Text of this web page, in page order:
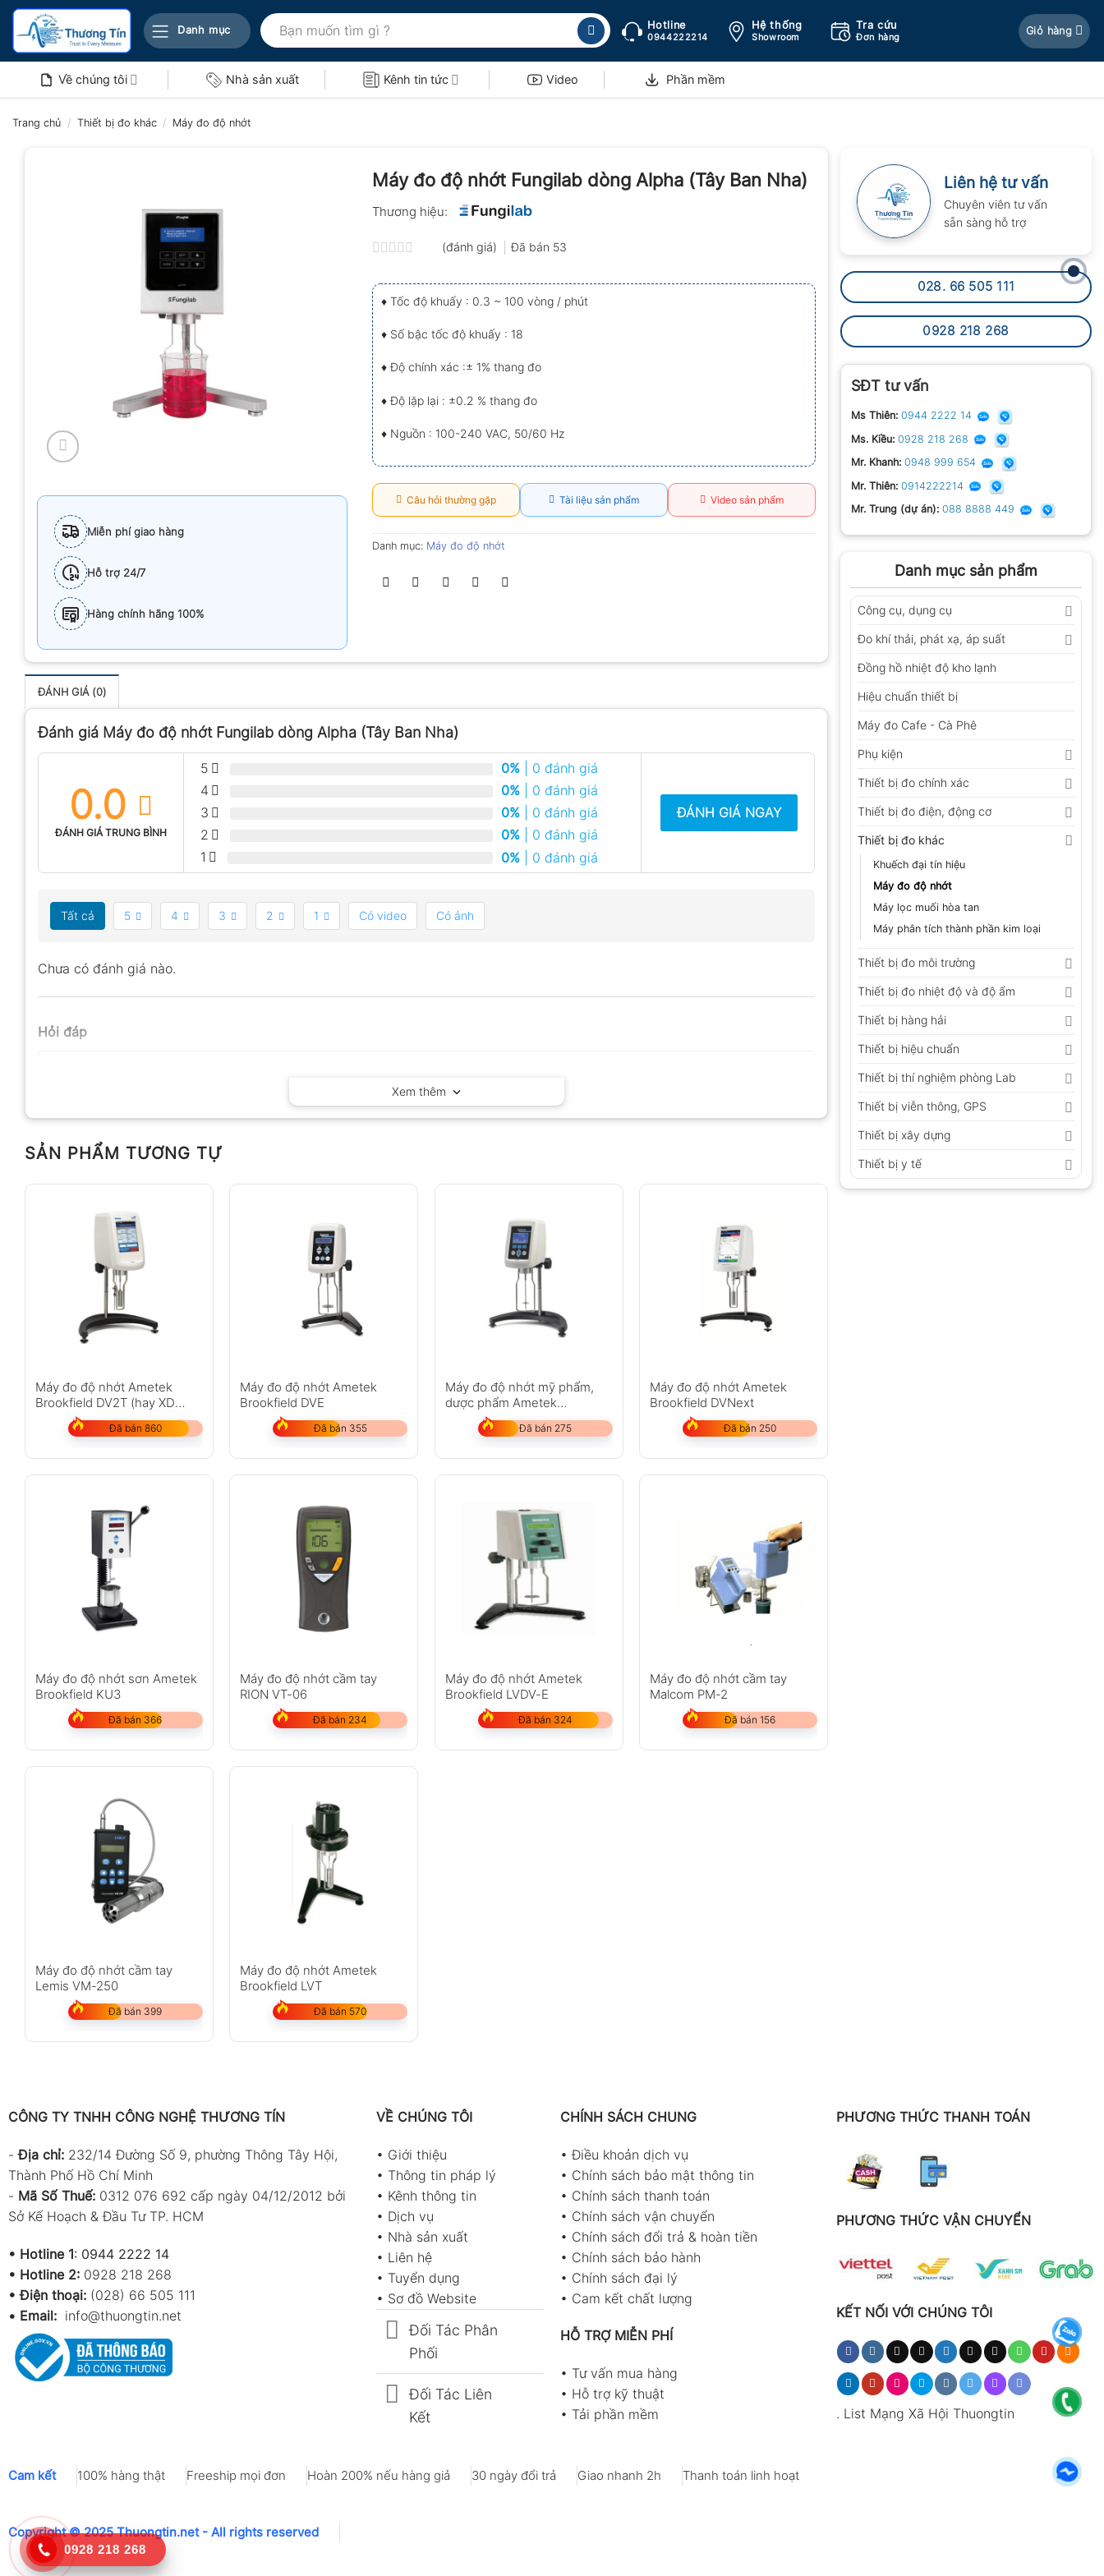
Bỏ
nội
Danh mục
Tìm
kiếm:
Hotline
0944222214
Hệ thống
Showroom
Tra cứu
Đơn hàng
Giỏ hàng
Về chúng tôi Nhà sản xuất Kênh tin tức Video Phần mềm
Trang chủ / Thiết bị đo khác / Máy đo độ nhớt
Liên hệ tư vấn
Chuyên viên tư vấn
sẵn sàng hỗ trợ
028. 66 505 111
0928 218 268
SĐT tư vấn
Ms Thiên: 0944 2222 14
Ms. Kiều: 0928 218 268
Mr. Khanh: 0948 999 654
Mr. Thiên: 0914222214
Mr. Trung (dự án): 088 8888 449
Danh mục sản phẩm
Công cụ, dụng cụ
Đo khí thải, phát xạ, áp suất
Đồng hồ nhiệt độ kho lạnh
Hiệu chuẩn thiết bị
Máy đo Cafe - Cà Phê
Phụ kiện
Thiết bị đo chính xác
Thiết bị đo điện, động cơ
Thiết bị đo khác
Khuếch đại tín hiệu
Máy đo độ nhớt
Máy lọc muối hòa tan
Máy phân tích thành phần kim loại
Thiết bị đo môi trường
Thiết bị đo nhiệt độ và độ ẩm
Thiết bị hàng hải
Thiết bị hiệu chuẩn
Thiết bị thí nghiệm phòng Lab
Thiết bị viễn thông, GPS
Thiết bị xây dựng
Thiết bị y tế
Miễn phí giao hàng
Hỗ trợ 24/7
Hàng chính hãng 100%
Máy đo độ nhớt Fungilab dòng Alpha (Tây Ban Nha)
Thương hiệu:
xếp
hạng
0.0
5
sao
(đánh giá) Đã bán 53
♦ Tốc độ khuấy : 0.3 ~ 100 vòng / phút
♦ Số bậc tốc độ khuấy : 18
♦ Độ chính xác :± 1% thang đo
♦ Độ lặp lại : ±0.2 % thang đo
♦ Nguồn : 100-240 VAC, 50/60 Hz
Câu hỏi thường gặp Tài liệu sản phẩm Video sản phẩm
Danh mục: Máy đo độ nhớt
ĐÁNH GIÁ (0)
Đánh giá Máy đo độ nhớt Fungilab dòng Alpha (Tây Ban Nha)
0.0
ĐÁNH GIÁ TRUNG BÌNH
5 0% | 0 đánh giá
4
0% | 0 đánh giá
3
0% | 0 đánh giá
2
0% | 0 đánh giá
1
0% | 0 đánh giá
ĐÁNH GIÁ NGAY
Tất cả 5 4 3 2 1 Có video Có ảnh
Chưa có đánh giá nào.
Hỏi đáp
Không có bình luận nào
Xem thêm
SẢN PHẨM TƯƠNG TỰ
Máy đo độ nhớt Ametek
Brookfield DV2T (hay XD
V2TLVTJ00E00)
Đã bán 860
Máy đo độ nhớt Ametek
Brookfield DVE
Đã bán 355
Máy đo độ nhớt mỹ phẩm,
dược phẩm Ametek
Brookfield DV1
Đã bán 275
Máy đo độ nhớt Ametek
Brookfield DVNext
Đã bán 250
Máy đo độ nhớt sơn Ametek
Brookfield KU3
Đã bán 366
Máy đo độ nhớt cầm tay
RION VT-06
Đã bán 234
Máy đo độ nhớt Ametek
Brookfield LVDV-E
Đã bán 324
Máy đo độ nhớt cầm tay
Malcom PM-2
Đã bán 156
Máy đo độ nhớt cầm tay
Lemis VM-250
Đã bán 399
Máy đo độ nhớt Ametek
Brookfield LVT
Đã bán 570
CÔNG TY TNHH CÔNG NGHỆ THƯƠNG TÍN
-Địa chỉ: 232/14 Đường Số 9, phường Thông Tây Hội,
Thành Phố Hồ Chí Minh
- Mã Số Thuế: 0312 076 692 cấp ngày 04/12/2012 bởi
Sở Kế Hoạch & Đầu Tư TP. HCM
• Hotline 1: 0944 2222 14
• Hotline 2: 0928 218 268
• Điện thoại: (028) 66 505 111
• Email: info@thuongtin.net
VỀ CHÚNG TÔI
• Giới thiệu
• Thông tin pháp lý
• Kênh thông tin
• Dịch vụ
• Nhà sản xuất
• Liên hệ
• Tuyển dụng
• Sơ đồ Website
Đối Tác Phân
Phối
Đối Tác Liên
Kết
CHÍNH SÁCH CHUNG
•Điều khoản dịch vụ
• Chính sách bảo mật thông tin
• Chính sách thanh toán
• Chính sách vận chuyển
• Chính sách đổi trả & hoàn tiền
• Chính sách bảo hành
• Chính sách đại lý
• Cam kết chất lượng
HỖ TRỢ MIỄN PHÍ
• Tư vấn mua hàng
• Hỗ trợ kỹ thuật
• Tải phần mềm
PHƯƠNG THỨC THANH TOÁN
PHƯƠNG THỨC VẬN CHUYỂN
KẾT NỐI VỚI CHÚNG TÔI
. List Mạng Xã Hội Thuongtin
Cam kết 100% hàng thật Freeship mọi đơn Hoàn 200% nếu hàng giả 30 ngày đổi trả Giao nhanh 2h Thanh toán linh hoạt
Copyright © 2025 Thuongtin.net - All rights reserved
0928 218 268